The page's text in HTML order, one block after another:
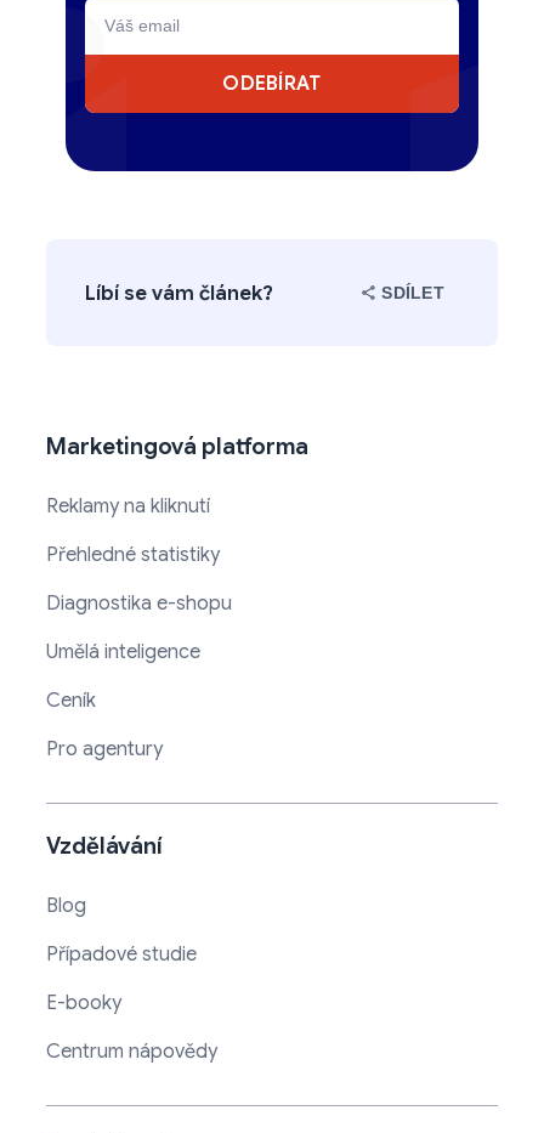
ODEBÍRAT
Líbí se vám článek? SDÍLET
Marketingová platforma
Reklamy na kliknutí
Přehledné statistiky
Diagnostika e-shopu
Umělá inteligence
Ceník
Pro agentury
Vzdělávání
Blog
Případové studie
E-booky
Centrum nápovědy